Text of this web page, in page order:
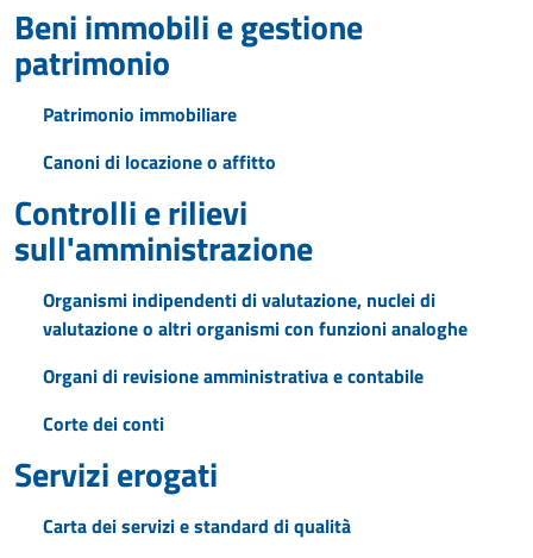
Beni immobili e gestione
patrimonio
Patrimonio immobiliare
Canoni di locazione o affitto
Controlli e rilievi
sull'amministrazione
Organismi indipendenti di valutazione, nuclei di
valutazione o altri organismi con funzioni analoghe
Organi di revisione amministrativa e contabile
Corte dei conti
Servizi erogati
Carta dei servizi e standard di qualità